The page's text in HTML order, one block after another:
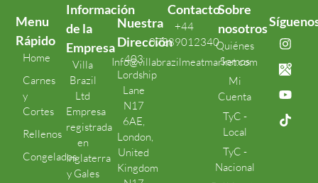
Menu
Rápido
Home
Carnes
y
Cortes
Rellenos
Congelados
Información
de la
Empresa
Villa
Brazil
Ltd
Empresa
registrada
en
Inglaterra
y Gales
Nuestra
Dirección
403
Lordship
Lane
N17
6AE,
London,
United
Kingdom
Contacto
+44
07389012340
Info@villabrazilmeatmarket.com
Sobre
nosotros
Quiénes
Somos
Mi
Cuenta
TyC -
Local
TyC -
Nacional